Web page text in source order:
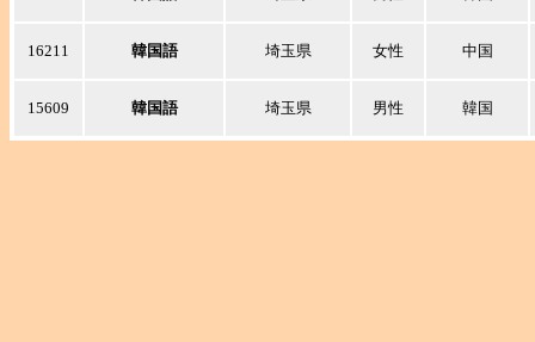
16211 韓国語 埼玉県 女性 中国
15609 韓国語 埼玉県 男性 韓国